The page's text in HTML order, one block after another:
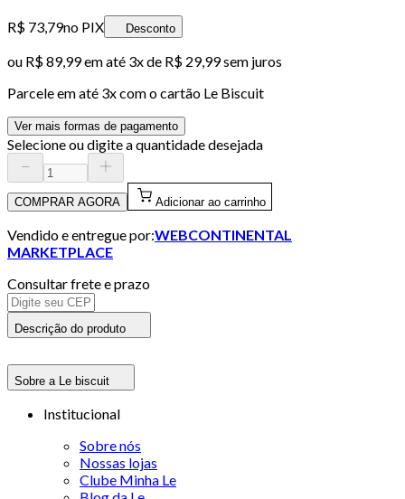
R$ 73,79no PIX Desconto
ou R$ 89,99em até 3x de R$ 29,99 sem juros
Parcele em até 3x com o cartão Le Biscuit
Ver mais formas de pagamento
Selecione ou digite a quantidade desejada
COMPRAR AGORA Adicionar ao carrinho
Vendido e entregue por:WEBCONTINENTAL
MARKETPLACE
Consultar frete e prazo
Descrição do produto
Sobre a Le biscuit
Institucional
Sobre nós
Nossas lojas
Clube Minha Le